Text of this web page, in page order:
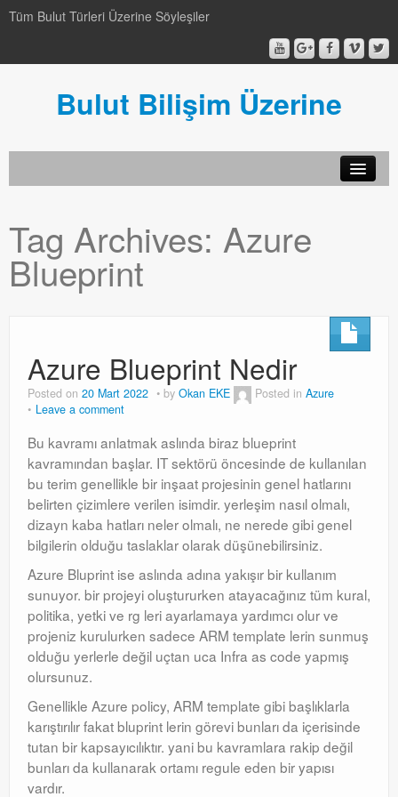
Tüm Bulut Türleri Üzerine Söyleşiler
Bulut Bilişim Üzerine
SCCM
Genel
Video-Webcast-Seminer
Windows Server Family
Windows Server Family
SCOM
SCOM
Orchestrator
Watchguard
Watchguard
PHP & MySQL
PHP & MySQL
Exchange
Tag Archives: Azure
Blueprint
Azure Blueprint Nedir
Posted on 20 Mart 2022 by Okan EKE Posted in Azure
Leave a comment
Bu kavramı anlatmak aslında biraz blueprint
kavramından başlar. IT sektörü öncesinde de kullanılan
bu terim genellikle bir inşaat projesinin genel hatlarını
belirten çizimlere verilen isimdir. yerleşim nasıl olmalı,
dizayn kaba hatları neler olmalı, ne nerede gibi genel
bilgilerin olduğu taslaklar olarak düşünebilirsiniz.
Azure Bluprint ise aslında adına yakışır bir kullanım
sunuyor. bir projeyi oluştururken atayacağınız tüm kural,
politika, yetki ve rg leri ayarlamaya yardımcı olur ve
projeniz kurulurken sadece ARM template lerin sunmuş
olduğu yerlerle değil uçtan uca Infra as code yapmış
olursunuz.
Genellikle Azure policy, ARM template gibi başlıklarla
karıştırılır fakat bluprint lerin görevi bunları da içerisinde
tutan bir kapsayıcılıktır. yani bu kavramlara rakip değil
bunları da kullanarak ortamı regule eden bir yapısı
vardır.